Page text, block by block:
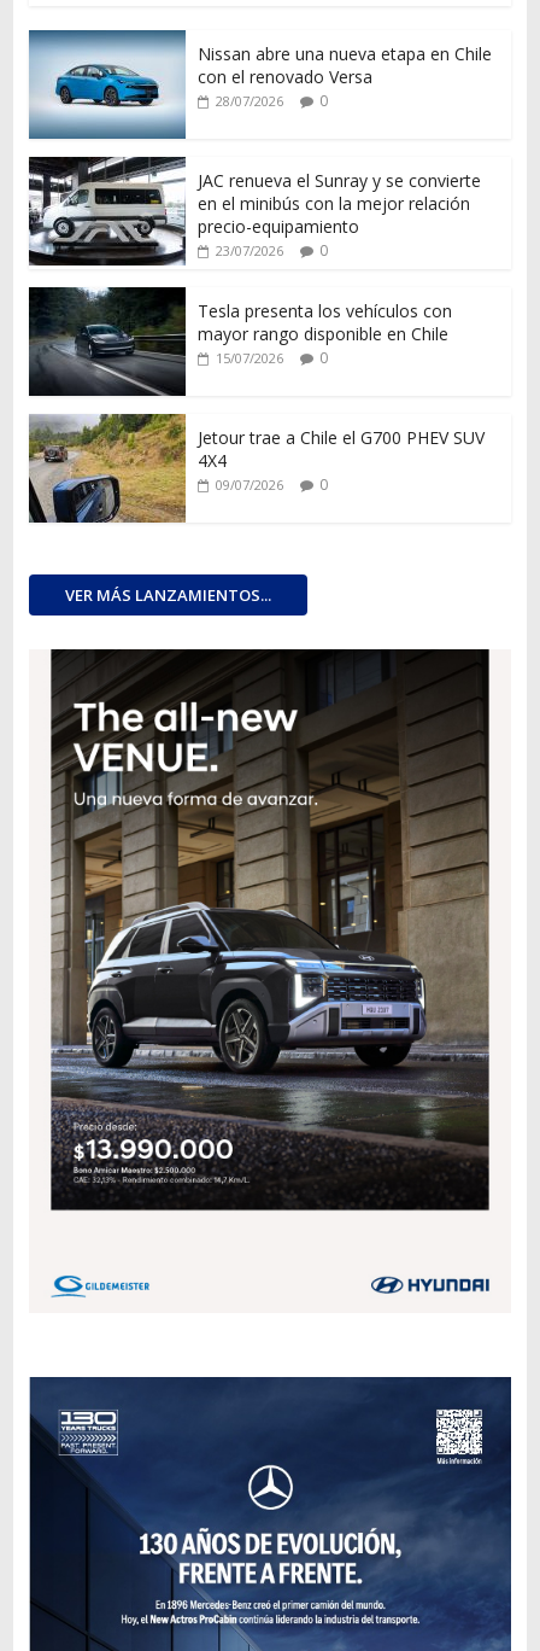
Nissan abre una nueva etapa en Chile
con el renovado Versa
28/07/2026 0
JAC renueva el Sunray y se convierte
en el minibús con la mejor relación
precio-equipamiento
23/07/2026 0
Tesla presenta los vehículos con
mayor rango disponible en Chile
15/07/2026 0
Jetour trae a Chile el G700 PHEV SUV
4X4
09/07/2026 0
VER MÁS LANZAMIENTOS...